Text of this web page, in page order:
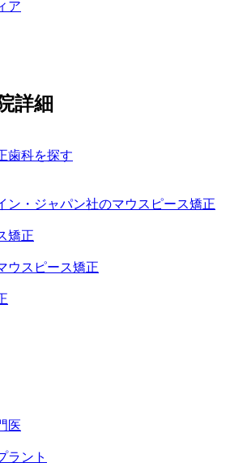
ア
詳細
歯科を探す
ン・ジャパン社のマウスピース矯正
矯正
ウスピース矯正
医
ラント